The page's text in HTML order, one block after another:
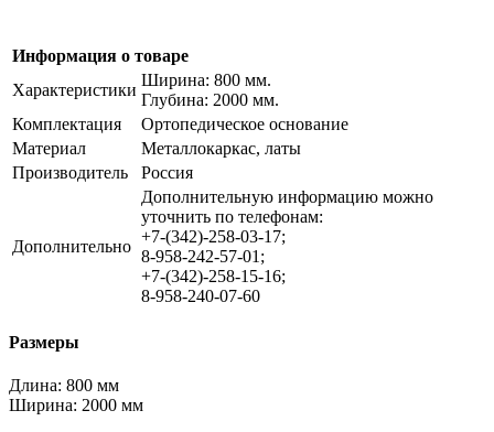
Информация о товаре
Характеристики
Ширина: 800 мм.
Глубина: 2000 мм.
Комплектация
Ортопедическое основание
Материал
Металлокаркас, латы
Производитель
Россия
Дополнительно
Дополнительную информацию можно
уточнить по телефонам:
+7-(342)-258-03-17;
8-958-242-57-01;
+7-(342)-258-15-16;
8-958-240-07-60
Размеры
Длина: 800 мм
Ширина: 2000 мм